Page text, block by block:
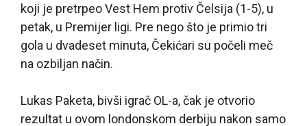
koji je pretrpeo Vest Hem protiv Čelsija (1-5), u
petak, u Premijer ligi. Pre nego što je primio tri
gola u dvadeset minuta, Čekićari su počeli meč
na ozbiljan način.
Lukas Paketa, bivši igrač OL-a, čak je otvorio
rezultat u ovom londonskom derbiju nakon samo